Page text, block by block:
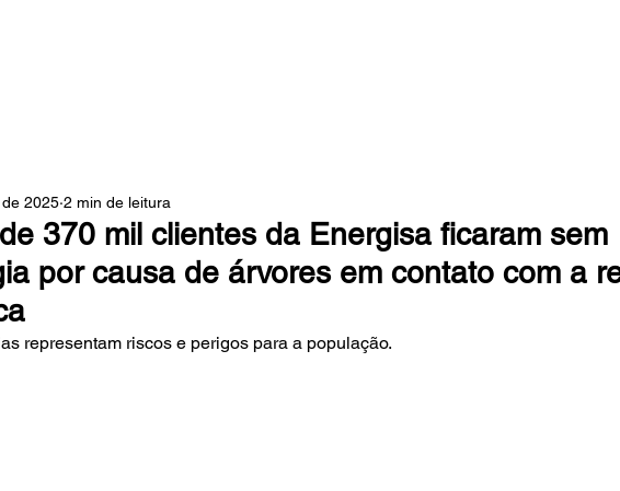
370 mil clientes da Energisa ficaram sem
por causa de árvores em contato com a
2025 2 min de leitura
representam riscos e perigos para a população.